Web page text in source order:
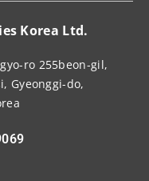
Korea Ltd.
ro 255beon-gil,
Gyeonggi-do,